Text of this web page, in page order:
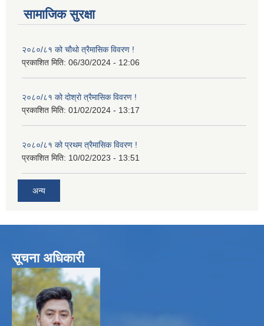
सामाजिक सुरक्षा
२०८०/८१ को चौथो त्रैमासिक विवरण !
प्रकाशित मिति: 06/30/2024 - 12:06
२०८०/८१ को दोश्रो त्रैमासिक विवरण !
प्रकाशित मिति: 01/02/2024 - 13:17
२०८०/८१ को प्रथम त्रैमासिक विवरण !
प्रकाशित मिति: 10/02/2023 - 13:51
अन्य
सूचना अधिकारी